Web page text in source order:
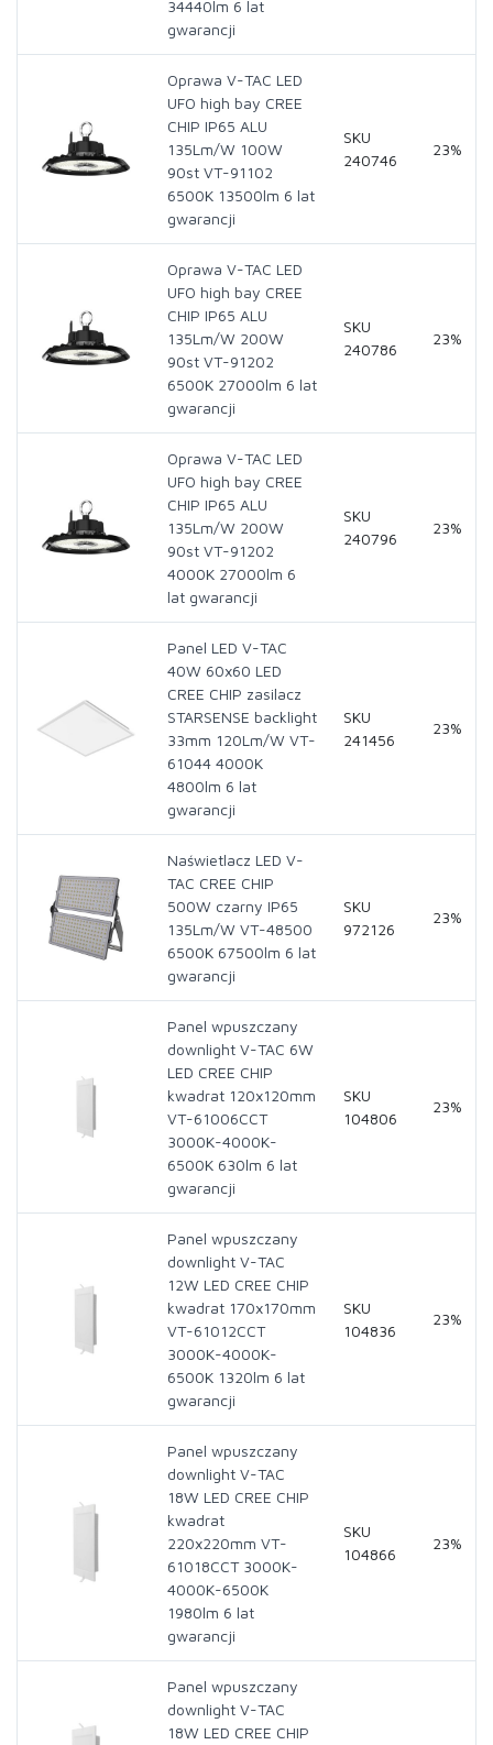
34440lm 6 lat
gwarancji
Oprawa V-TAC LED
UFO high bay CREE
CHIP IP65 ALU
135Lm/W 100W
90st VT-91102
6500K 13500lm 6 lat
gwarancji
SKU
240746
23%
Oprawa V-TAC LED
UFO high bay CREE
CHIP IP65 ALU
135Lm/W 200W
90st VT-91202
6500K 27000lm 6 lat
gwarancji
SKU
240786
23%
Oprawa V-TAC LED
UFO high bay CREE
CHIP IP65 ALU
135Lm/W 200W
90st VT-91202
4000K 27000lm 6
lat gwarancji
SKU
240796
23%
Panel LED V-TAC
40W 60x60 LED
CREE CHIP zasilacz
STARSENSE backlight
33mm 120Lm/W VT-
61044 4000K
4800lm 6 lat
gwarancji
SKU
241456
23%
Naświetlacz LED V-
TAC CREE CHIP
500W czarny IP65
135Lm/W VT-48500
6500K 67500lm 6 lat
gwarancji
SKU
972126
23%
Panel wpuszczany
downlight V-TAC 6W
LED CREE CHIP
kwadrat 120x120mm
VT-61006CCT
3000K-4000K-
6500K 630lm 6 lat
gwarancji
SKU
104806
23%
Panel wpuszczany
downlight V-TAC
12W LED CREE CHIP
kwadrat 170x170mm
VT-61012CCT
3000K-4000K-
6500K 1320lm 6 lat
gwarancji
SKU
104836
23%
Panel wpuszczany
downlight V-TAC
18W LED CREE CHIP
kwadrat
220x220mm VT-
61018CCT 3000K-
4000K-6500K
1980lm 6 lat
gwarancji
SKU
104866
23%
Panel wpuszczany
downlight V-TAC
18W LED CREE CHIP